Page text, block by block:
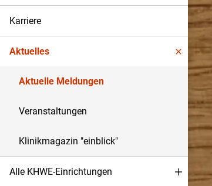
Karriere
Aktuelles
Aktuelle Meldungen
Veranstaltungen
Klinikmagazin "einblick"
Alle KHWE-Einrichtungen